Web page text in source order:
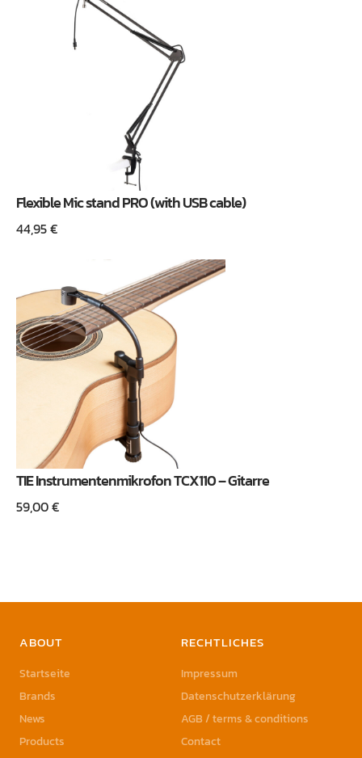
Flexible Mic stand PRO (with USB cable)
44,95€
TIE Instrumentenmikrofon TCX110 – Gitarre
59,00€
ABOUT
Startseite
Brands
News
Products
RECHTLICHES
Impressum
Datenschutzerklärung
AGB / terms & conditions
Contact